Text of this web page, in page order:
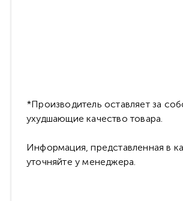
*Производитель оставляет за
ухудшающие качество товара.
Информация, представленная в
уточняйте у менеджера.